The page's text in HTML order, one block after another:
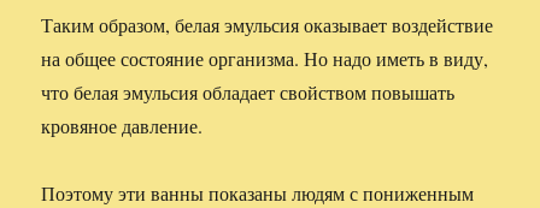
Таким образом, белая эмульсия оказывает воздействие
на общее состояние организма. Но надо иметь в виду,
что белая эмульсия обладает свойством повышать
кровяное давление.
Поэтому эти ванны показаны людям с пониженным